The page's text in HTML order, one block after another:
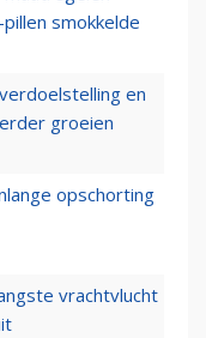
smokkelde
en
groeien
opschorting
vrachtvlucht